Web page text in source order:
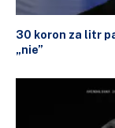
30 koron za litr
„nie”